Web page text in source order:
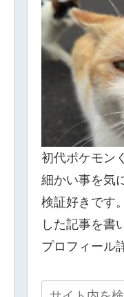
初代ポケモン
細かい事を気
検証好きです
した記事を書
プロフィール